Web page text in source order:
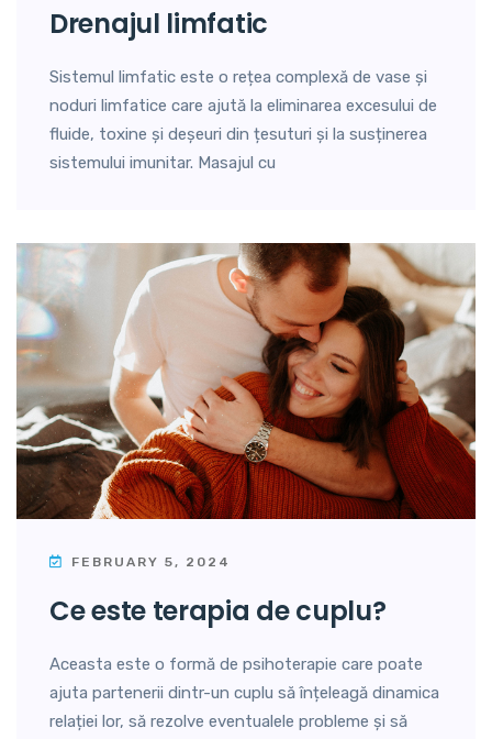
drenajul limfatic
Sistemul limfatic este o rețea complexă de vase și
noduri limfatice care ajută la eliminarea excesului de
fluide, toxine și deșeuri din țesuturi și la susținerea
sistemului imunitar. Masajul cu
FEBRUARY 5, 2024
ce este terapia de cuplu?
Aceasta este o formă de psihoterapie care poate
ajuta partenerii dintr-un cuplu să înțeleagă dinamica
relației lor, să rezolve eventualele probleme și să